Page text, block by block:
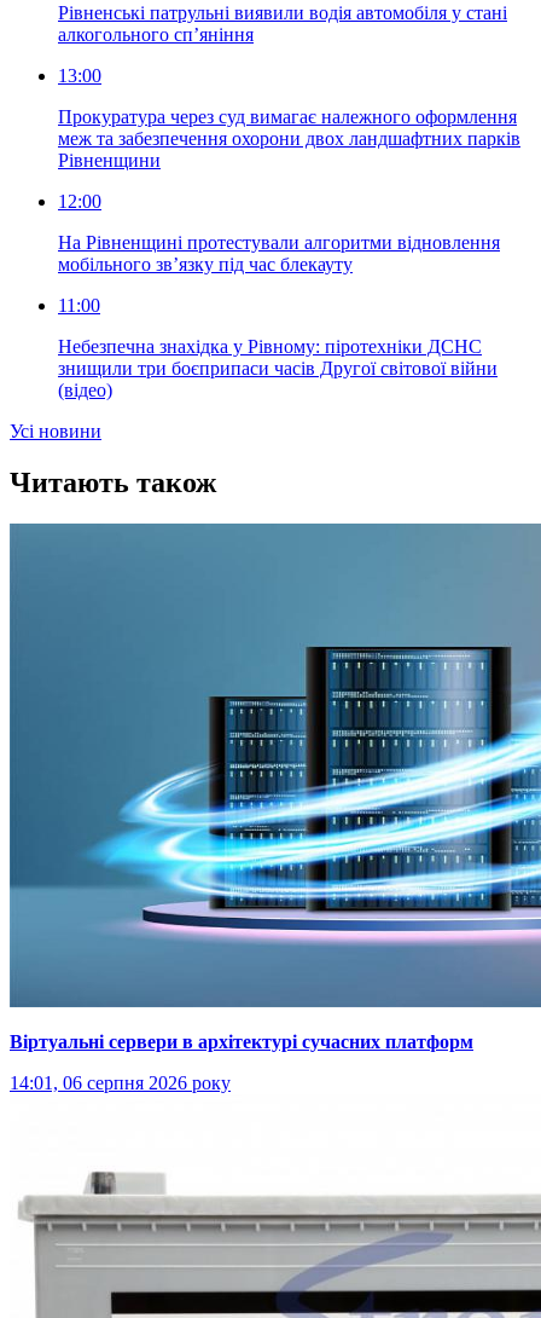
Рівненські патрульні виявили водія автомобіля у стані
алкогольного сп’яніння
13:00
Прокуратура через суд вимагає належного оформлення
меж та забезпечення охорони двох ландшафтних парків
Рівненщини
12:00
На Рівненщині протестували алгоритми відновлення
мобільного зв’язку під час блекауту
11:00
Небезпечна знахідка у Рівному: піротехніки ДСНС
знищили три боєприпаси часів Другої світової війни
(відео)
Усi новини
Читають також
Віртуальні сервери в архітектурі сучасних платформ
14:01, 06 серпня 2026 року